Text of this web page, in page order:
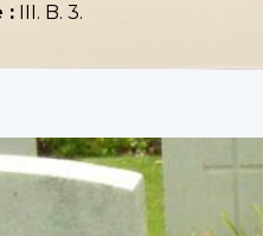
: III. B. 3.